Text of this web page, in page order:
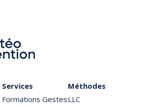
Services
Formations Gestes
Méthodes
LLC